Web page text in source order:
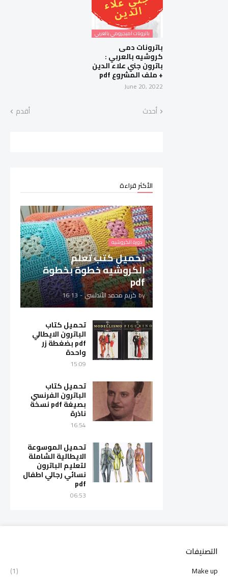
باترونات اميجرومي بالعربي
باترونات دمى
كروشيه بالعربي :
باترون جني علاء الدين
+ ملف المشروع pdf
June 20, 2022
أحدث أقدم
الأكثر قراءة
دورة الكروشيه
تحميل كتب تعلم
الكروشيه خطوة بخطوة
pdf
byكريم محمد الأندلسي-
16:13
تحميل كتاب
الباترون الايطالي
pdf بضغطة زر
واحدة
15:09
تحميل كتاب
الباترون الفرنسي
بصيغة pdf نسخة
ناذرة
16:54
تحميل الموسوعة
الايطالية الشاملة
لتعليم الباترون
نسائي رجالي اطفال
pdf
06:53
التصنيفات
Make up
(1)